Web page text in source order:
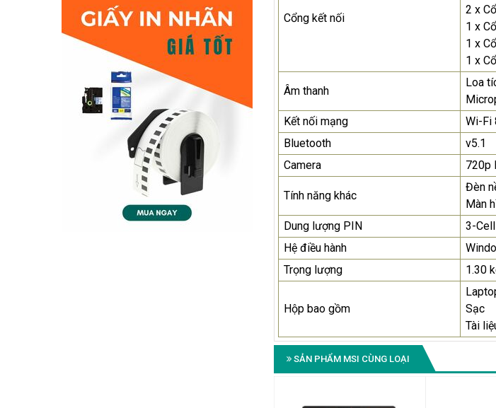
Cổng kết nối
2 x
1 x
1 x
1 x
Âm thanh
Loa
Kết nối mạng
Wi-Fi
Bluetooth
v5.1
Camera
720p
Tính năng khác
Đèn
Màn
Dung lượng PIN
3-
Hệ điều hành
Trọng lượng
1.30
Hộp bao gồm
Sạc
Tài
SẢN PHẨM MSI CÙNG LOẠI